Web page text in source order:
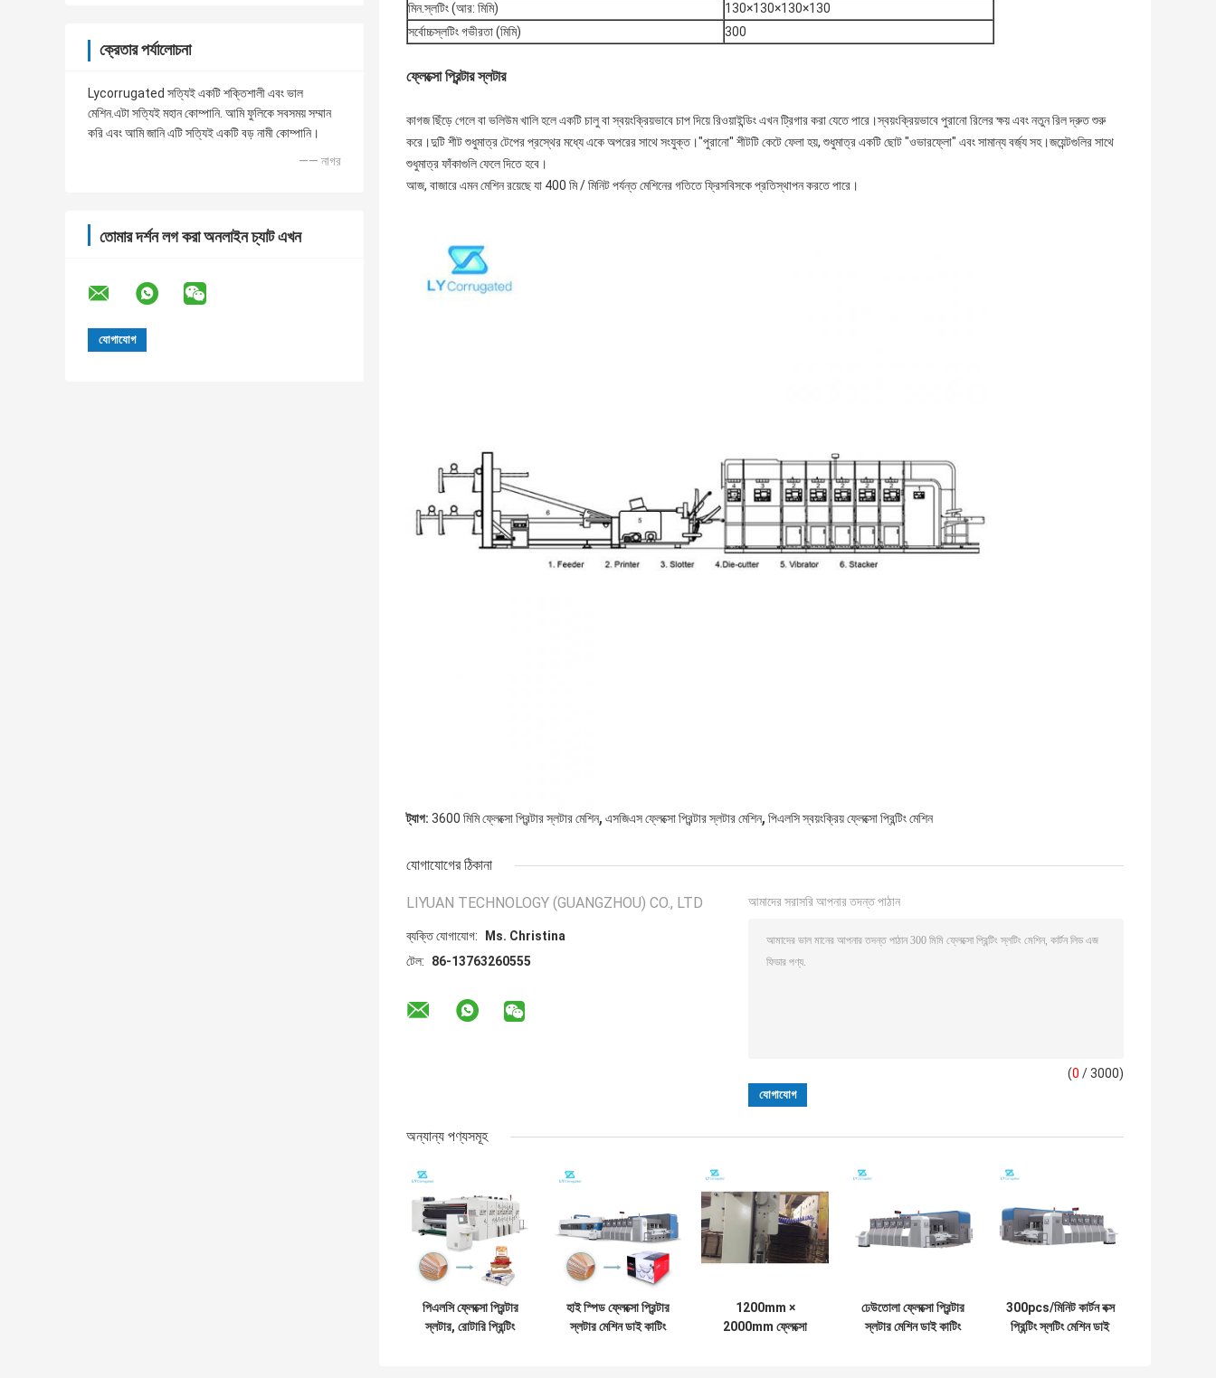
ক্রেতার পর্যালোচনা
Lycorrugated সত্যিই একটি শক্তিশালী এবং ভাল
মেশিন.এটা সত্যিই মহান কোম্পানি. আমি ফুলিকে সবসময় সম্মান
করি এবং আমি জানি এটি সত্যিই একটি বড় নামী কোম্পানি।
—— নাগর
তোমার দর্শন লগ করা অনলাইন চ্যাট এখন
মিন.স্লটিং (আর: মিমি)
130×130×130×130
সর্বোচ্চস্লটিং গভীরতা (মিমি)
300
ফ্লেক্সো প্রিন্টার স্লটার
কাগজ ছিঁড়ে গেলে বা ভলিউম খালি হলে একটি চালু বা স্বয়ংক্রিয়ভাবে চাপ দিয়ে রিওয়াইন্ডিং এখন ট্রিগার করা যেতে পারে।স্বয়ংক্রিয়ভাবে পুরানো রিলের ক্ষয় এবং নতুন রিল দ্রুত শুরু
করে।দুটি শীট শুধুমাত্র টেপের প্রস্থের মধ্যে একে অপরের সাথে সংযুক্ত।"পুরানো" শীটটি কেটে ফেলা হয়, শুধুমাত্র একটি ছোট "ওভারফ্লো" এবং সামান্য বর্জ্য সহ।জয়েন্টগুলির সাথে
শুধুমাত্র ফাঁকাগুলি ফেলে দিতে হবে।
আজ, বাজারে এমন মেশিন রয়েছে যা 400 মি / মিনিট পর্যন্ত মেশিনের গতিতে ফ্রিসবিসকে প্রতিস্থাপন করতে পারে।
ট্যাগ: 3600 মিমি ফ্লেক্সো প্রিন্টার স্লটার মেশিন, এসজিএস ফ্লেক্সো প্রিন্টার স্লটার মেশিন, পিএলসি স্বয়ংক্রিয় ফ্লেক্সো প্রিন্টিং মেশিন
যোগাযোগের ঠিকানা
LIYUAN TECHNOLOGY (GUANGZHOU) CO., LTD
ব্যক্তি যোগাযোগ:
Ms. Christina
টেল:
86-13763260555
আমাদের সরাসরি আপনার তদন্ত পাঠান
(0 / 3000)
অন্যান্য পণ্যসমূহ
পিএলসি ফ্লেক্সো প্রিন্টার
স্লটার, রোটারি প্রিন্টিং
হাই স্পিড ফ্লেক্সো প্রিন্টার
স্লটার মেশিন ডাই কাটিং
1200mm ×
2000mm ফ্লেক্সো
ঢেউতোলা ফ্লেক্সো প্রিন্টার
স্লটার মেশিন ডাই কাটিং
300pcs/মিনিট কার্টন বক্স
প্রিন্টিং স্লটিং মেশিন ডাই